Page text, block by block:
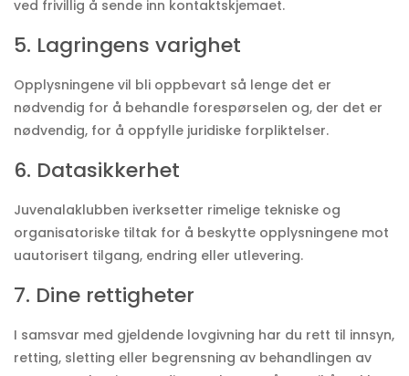
ved frivillig å sende inn kontaktskjemaet.
5. Lagringens varighet
Opplysningene vil bli oppbevart så lenge det er
nødvendig for å behandle forespørselen og, der det er
nødvendig, for å oppfylle juridiske forpliktelser.
6. Datasikkerhet
Juvenalaklubben iverksetter rimelige tekniske og
organisatoriske tiltak for å beskytte opplysningene mot
uautorisert tilgang, endring eller utlevering.
7. Dine rettigheter
I samsvar med gjeldende lovgivning har du rett til innsyn,
retting, sletting eller begrensning av behandlingen av